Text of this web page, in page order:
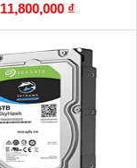
11,800,000 ₫